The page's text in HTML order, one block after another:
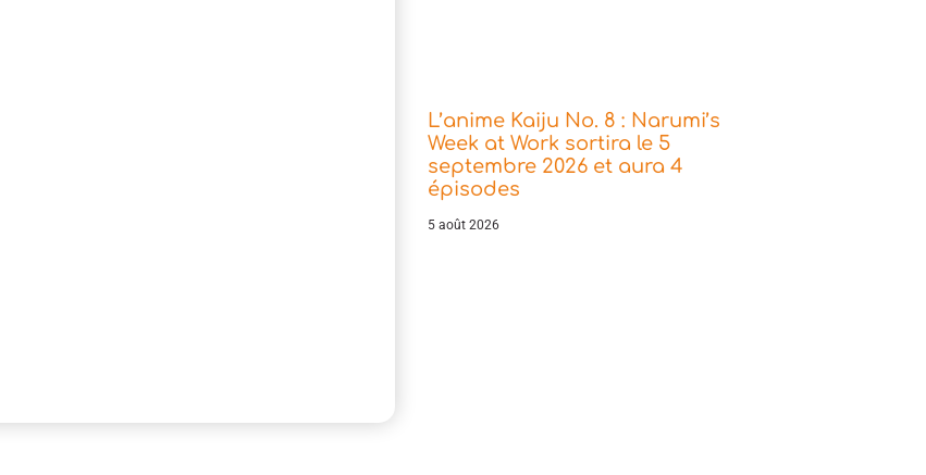
L’anime Kaiju No. 8 : Narumi’s
Week at Work sortira le 5
septembre 2026 et aura 4
épisodes
5 août 2026